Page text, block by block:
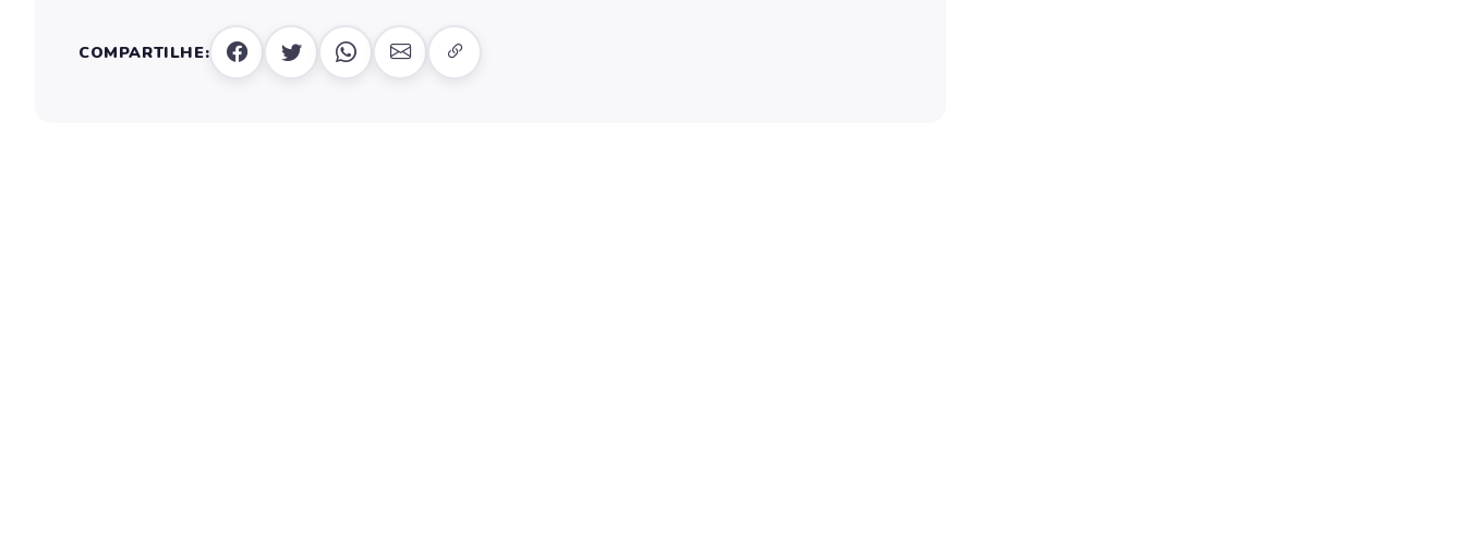
COMPARTILHE: